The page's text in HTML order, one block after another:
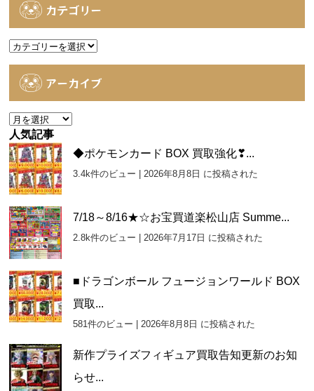
カテゴリー
カ
アーカイブ
ア
ー
カ
イ
ブ
人気記事
◆ポケモンカード BOX 買取強化❣...
3.4k件のビュー | 2026年8月8日 に投稿された
7/18～8/16★☆お宝買道楽松山店 Summe...
2.8k件のビュー | 2026年7月17日 に投稿された
■ドラゴンボール フュージョンワールド BOX
買取...
581件のビュー | 2026年8月8日 に投稿された
新作プライズフィギュア買取告知更新のお知
らせ...